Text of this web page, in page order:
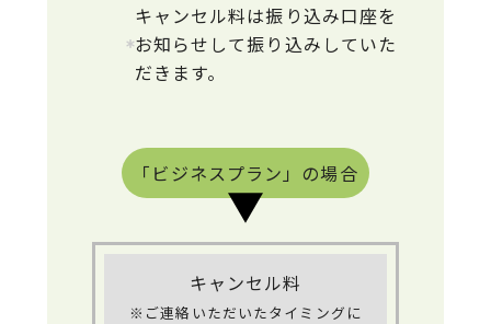
キャンセル料は振り込み口座を
お知らせして振り込みしていた
だきます。
「ビジネスプラン」の場合
キャンセル料
※ご連絡いただいたタイミングに